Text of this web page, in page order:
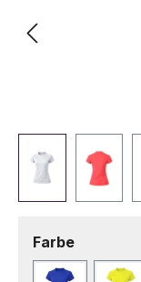
Farbe